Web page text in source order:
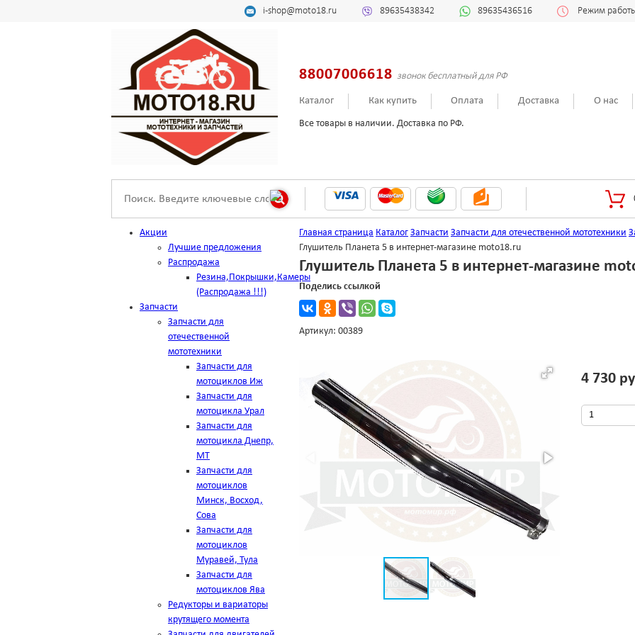
i-shop@moto18.ru 89635438342 89635436516 Режим
88007006618 звонок бесплатный для РФ
Каталог Как купить Оплата Доставка О нас
Все товары в наличии. Доставка по РФ.
Акции
Лучшие предложения
Распродажа
Резина,Покрышки,Камеры
(Распродажа !!!)
Запчасти
Запчасти для
отечественной
мототехники
Запчасти для
мотоциклов Иж
Запчасти для
мотоцикла Урал
Запчасти для
мотоцикла Днепр,
МТ
Запчасти для
мотоциклов
Минск, Восход,
Сова
Запчасти для
мотоциклов
Муравей, Тула
Запчасти для
мотоциклов Ява
Редукторы и вариаторы
крутящего момента
Главная страница Каталог Запчасти Запчасти для отечественной мототехники
Глушитель Планета 5 в интернет-магазине moto18.ru
Глушитель Планета 5 в интернет-магазине
Поделись ссылкой
Артикул: 00389
4 730